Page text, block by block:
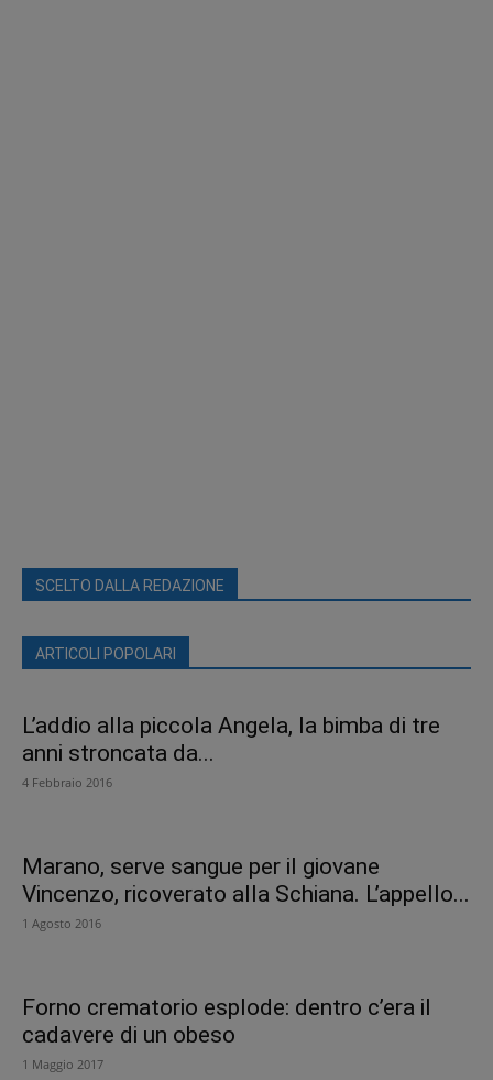
SCELTO DALLA REDAZIONE
ARTICOLI POPOLARI
L’addio alla piccola Angela, la bimba di tre
anni stroncata da...
4 Febbraio 2016
Marano, serve sangue per il giovane
Vincenzo, ricoverato alla Schiana. L’appello...
1 Agosto 2016
Forno crematorio esplode: dentro c’era il
cadavere di un obeso
1 Maggio 2017